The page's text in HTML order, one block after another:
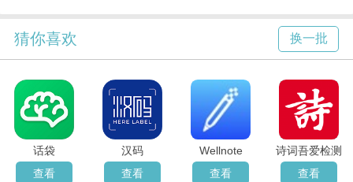
猜你喜欢 换一批
话袋
查看
汉码
查看
Wellnote
查看
诗词吾爱检测
查看